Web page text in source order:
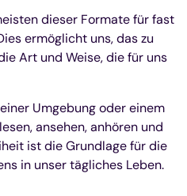
dieser Formate für fast
ermöglicht uns, das zu
Art und Weise, die für uns
Umgebung oder einem
ansehen, anhören und
ist die Grundlage für die
in unser tägliches Leben.